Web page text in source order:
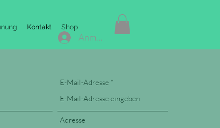
Kontakt Shop
Anmelden
E-Mail-Adresse
Adresse